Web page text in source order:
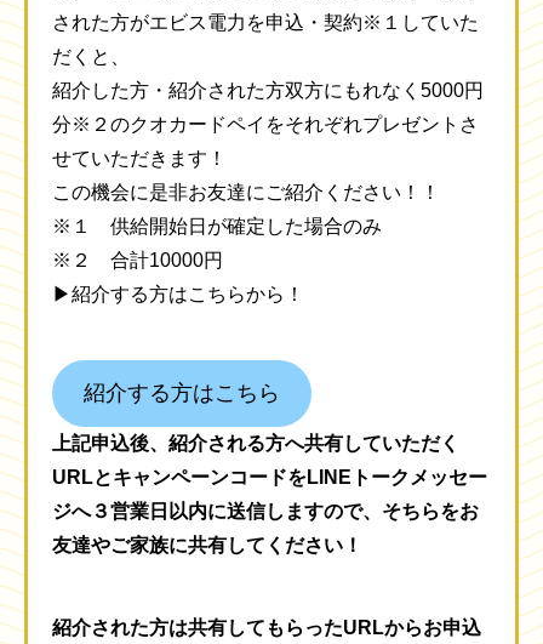
された方がエビス電力を申込・契約※１していた
だくと、
紹介した方・紹介された方双方にもれなく5000円
分※２のクオカードペイをそれぞれプレゼントさ
せていただきます！
この機会に是非お友達にご紹介ください！！
※１ 供給開始日が確定した場合のみ
※２ 合計10000円
▶紹介する方はこちらから！
紹介する方はこちら
上記申込後、紹介される方へ共有していただく
URLとキャンペーンコードをLINEトークメッセー
ジへ３営業日以内に送信しますので、そちらをお
友達やご家族に共有してください！
紹介された方は共有してもらったURLからお申込